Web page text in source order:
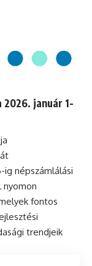
január 1-
ig népszámlálási
nyomon
fontos
trendjeik